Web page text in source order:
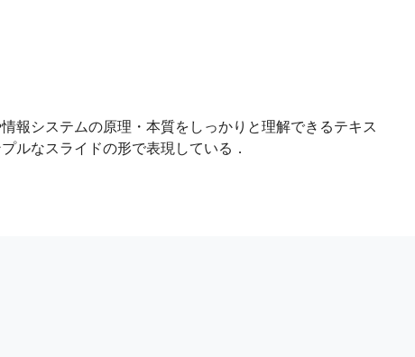
報システムの原理・本質をしっかりと理解できるテキス
ルなスライドの形で表現している．